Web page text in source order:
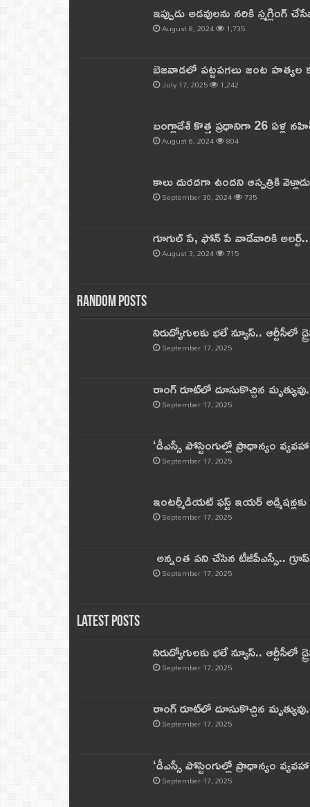
ఇప్పుడు అడవులను నరికి
August 8, 2024 1,735
బెజవాడలో పట్టపగలు జంట
July 17, 2025 1,242
బంగ్లాదేశ్ కొత్త ప్రధానిగా 26 ఏళ్ల
August 6, 2024 804
కాలు దురదగా ఉందని ఆస్పత్రికి
September 30, 2024 735
గూగుల్ పే, ఫోన్ పే వాడేవారికి
August 3, 2024 715
Random Posts
నిరుద్యోగులకు భలే న్యూస్.. ఆర్టీసీలో
September 17, 2025
రాంగ్ రూట్‌లో దూసుకొచ్చిన
September 17, 2025
‘డీఎస్సీ పోస్టింగుల్లో ప్రాధాన్యం
September 17, 2025
ఇంటర్మీడియట్ ఫస్ట్‌ ఇయర్‌
September 17, 2025
అన్నంత పని చేసిన టీజీపీఎస్సీ..
September 17, 2025
Latest Posts
నిరుద్యోగులకు భలే న్యూస్.. ఆర్టీసీలో
September 17, 2025
రాంగ్ రూట్‌లో దూసుకొచ్చిన
September 17, 2025
‘డీఎస్సీ పోస్టింగుల్లో ప్రాధాన్యం
September 17, 2025